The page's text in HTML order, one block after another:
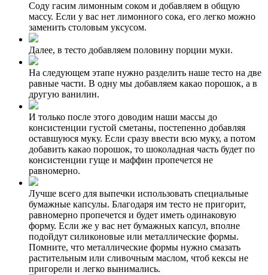
Соду гасим лимонным соком и добавляем в общую
массу. Если у вас нет лимонного сока, его легко можно
заменить столовым уксусом.
Далее, в тесто добавляем половину порции муки.
На следующем этапе нужно разделить наше тесто на две
равные части. В одну мы добавляем какао порошок, а в
другую ванилин.
И только после этого доводим наши массы до
консистенции густой сметаны, постепенно добавляя
оставшуюся муку. Если сразу ввести всю муку, а потом
добавить какао порошок, то шоколадная часть будет по
консистенции гуще и маффин пропечется не
равномерно.
Лучше всего для выпечки использовать специальные
бумажные капсулы. Благодаря им тесто не пригорит,
равномерно пропечется и будет иметь одинаковую
форму. Если же у вас нет бумажных капсул, вполне
подойдут силиконовые или металлические формы.
Помните, что металлические формы нужно смазать
растительным или сливочным маслом, чтоб кексы не
пригорели и легко вынимались.